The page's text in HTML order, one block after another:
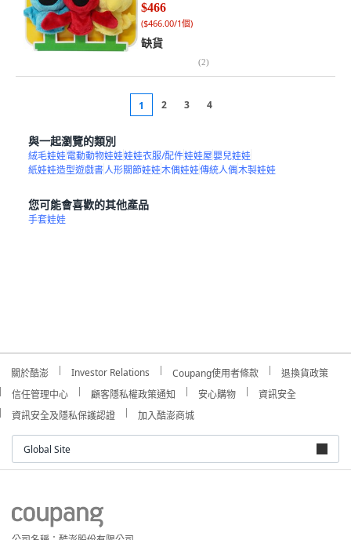
$466
($466.00/1個)
缺貨
(2)
1 2 3 4
與一起瀏覽的類別
絨毛娃娃電動動物娃娃娃娃衣服/配件娃娃屋嬰兒娃娃
紙娃娃造型遊戲書人形關節娃娃木偶娃娃傳統人偶木製娃娃
您可能會喜歡的其他產品
手套娃娃
關於酷澎 Investor Relations Coupang使用者條款
退換貨政策
信任管理中心
顧客隱私權政策通知 安心購物
資訊安全
資訊安全及隱私保護認證
加入酷澎商城
Global Site